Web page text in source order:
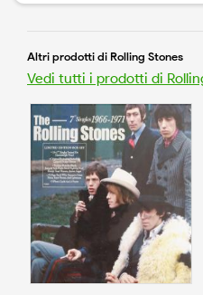
Altri prodotti di Rolling Stones
Vedi tutti i prodotti di